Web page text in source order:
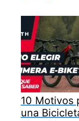
10 Motivos
una